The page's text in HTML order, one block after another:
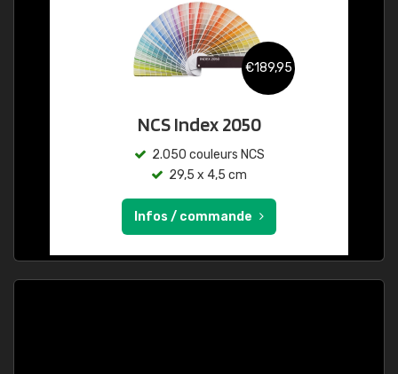
€189,95
NCS Index 2050
2.050 couleurs NCS
29,5 x 4,5 cm
Infos / commande